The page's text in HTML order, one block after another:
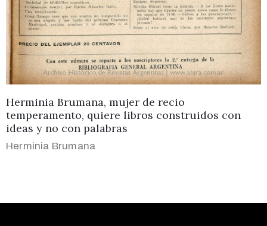
Herminia Brumana, mujer de recio
temperamento, quiere libros construidos con
ideas y no con palabras
Herminia Brumana